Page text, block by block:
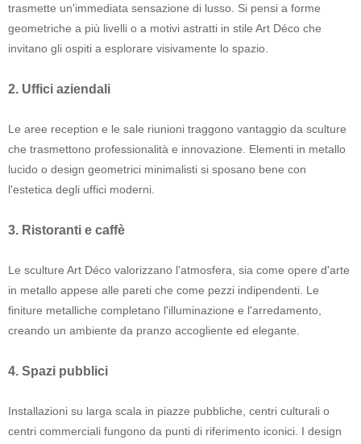
trasmette un'immediata sensazione di lusso. Si pensi a forme
geometriche a più livelli o a motivi astratti in stile Art Déco che
invitano gli ospiti a esplorare visivamente lo spazio.
2. Uffici aziendali
Le aree reception e le sale riunioni traggono vantaggio da sculture
che trasmettono professionalità e innovazione. Elementi in metallo
lucido o design geometrici minimalisti si sposano bene con
l'estetica degli uffici moderni.
3. Ristoranti e caffè
Le sculture Art Déco valorizzano l'atmosfera, sia come opere d'arte
in metallo appese alle pareti che come pezzi indipendenti. Le
finiture metalliche completano l'illuminazione e l'arredamento,
creando un ambiente da pranzo accogliente ed elegante.
4. Spazi pubblici
Installazioni su larga scala in piazze pubbliche, centri culturali o
centri commerciali fungono da punti di riferimento iconici. I design